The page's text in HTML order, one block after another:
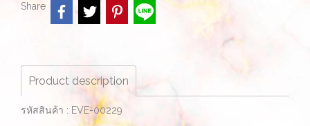
Share
Product description
รหัสสินค้า : EVE-00229